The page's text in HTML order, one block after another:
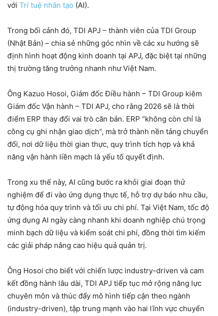
với Trí tuệ nhân tạo (AI).
Trong bối cảnh đó, TDI APJ – thành viên của TDI Group
(Nhật Bản) – chia sẻ những góc nhìn về các xu hướng sẽ
định hình hoạt động kinh doanh tại APJ, đặc biệt tại những
thị trường tăng trưởng nhanh như Việt Nam.
Ông Kazuo Hosoi, Giám đốc Điều hành – TDI Group kiêm
Giám đốc Vận hành – TDI APJ, cho rằng 2026 sẽ là thời
điểm ERP thay đổi vai trò căn bản. ERP “không còn chỉ là
công cụ ghi nhận giao dịch”, mà trở thành nền tảng chuyển
đổi, nơi dữ liệu thời gian thực, quy trình tích hợp và khả
năng vận hành liền mạch là yếu tố quyết định.
Trong xu thế này, AI cũng bước ra khỏi giai đoạn thử
nghiệm để đi vào ứng dụng thực tế, hỗ trợ dự báo nhu cầu,
tự động hóa quy trình và tối ưu chi phí. Tại Việt Nam, tốc độ
ứng dụng AI ngày càng nhanh khi doanh nghiệp chú trọng
minh bạch dữ liệu và kiểm soát chi phí, đồng thời tìm kiếm
các giải pháp nâng cao hiệu quả quản trị.
Ông Hosoi cho biết với chiến lược industry-driven và cam
kết đồng hành lâu dài, TDI APJ tiếp tục mở rộng năng lực
chuyên môn và thúc đẩy mô hình tiếp cận theo ngành
(industry-driven), tập trung mạnh vào hai lĩnh vực chuyển